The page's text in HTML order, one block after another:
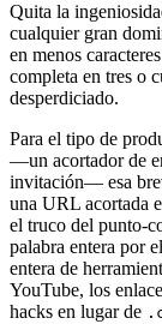
Quita la
cualquier gran
en menos
completa en tres o
desperdiciado.
Para el tipo de
—un acortador de
invitación— esa
una URL acortada
el truco del punto-
palabra entera por
entera de
YouTube, los
hacks en lugar de